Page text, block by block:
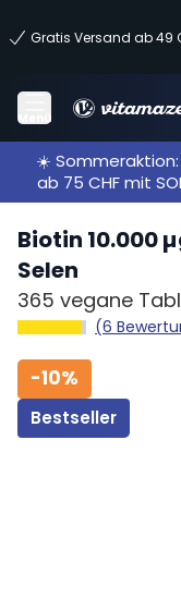
Gratis Versand ab 49
Menü
☀️ Sommeraktion:
ab 75 CHF mit
Biotin 10.000
Selen
365 vegane
(6
-10%
Bestseller